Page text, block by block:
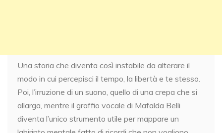
Una storia che diventa così instabile da alterare il
modo in cui percepisci il tempo, la libertà e te stesso.
Poi, l’irruzione di un suono, quello di una crepa che si
allarga, mentre il graffio vocale di Mafalda Belli
diventa l’unico strumento utile per mappare un